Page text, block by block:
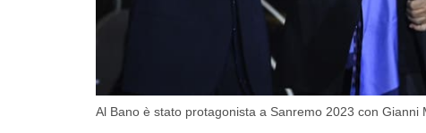
Al Bano è stato protagonista a Sanremo 2023 con